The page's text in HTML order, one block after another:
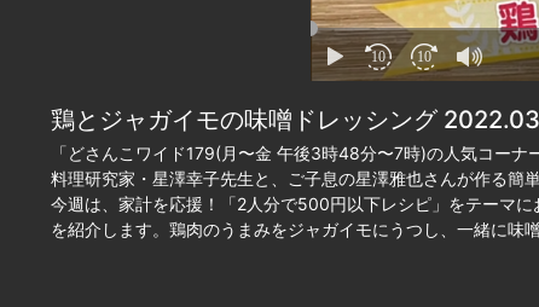
10 10
鶏とジャガイモの味噌ドレッシング
「どさんこワイド179(月〜金 午後3時48分〜7時)の人気コーナ
料理研究家・星澤幸子先生と、ご子息の星澤雅也さんが作る簡
今週は、家計を応援！「2人分で500円以下レシピ」をテーマ
を紹介します。鶏肉のうまみをジャガイモにうつし、一緒に味